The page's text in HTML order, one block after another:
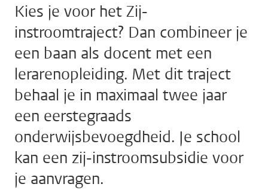
Kies je voor het Zij-
instroomtraject? Dan combineer je
een baan als docent met een
lerarenopleiding. Met dit traject
behaal je in maximaal twee jaar
een eerstegraads
onderwijsbevoegdheid. Je school
kan een zij-instroomsubsidie voor
je aanvragen.